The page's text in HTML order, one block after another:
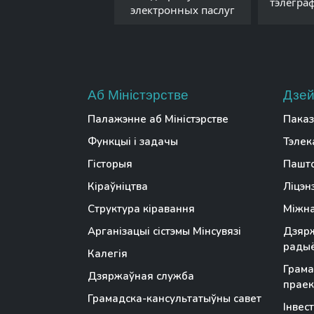
электронных паслуг
Аб Міністэрстве
Палажэнне аб Міністэрстве
Функцыі і задачы
Гісторыя
Кіраўніцтва
Структура кіравання
Арганізацыі сістэмы Мінсувязі
Калегія
Дзяржаўная служба
Грамадска-кансультатыўны савет